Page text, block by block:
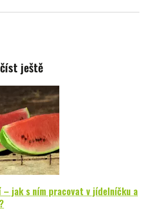
ještě
jak s ním pracovat v jídelníčku a